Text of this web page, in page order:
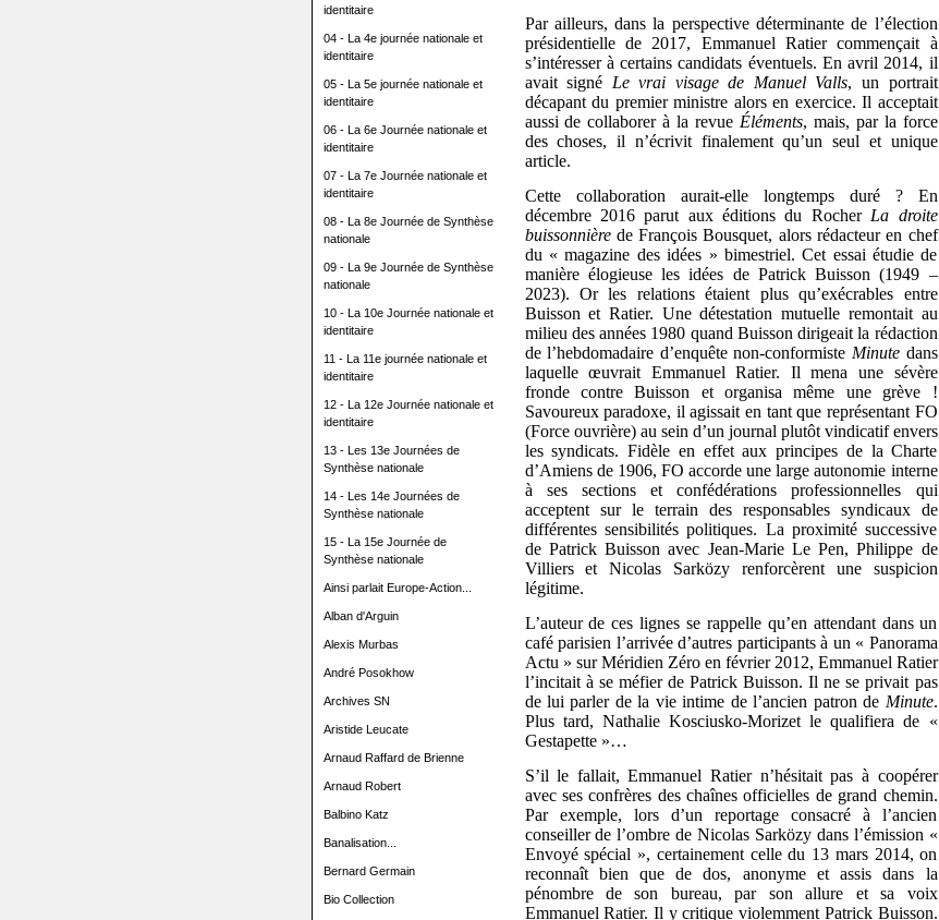
identitaire
04 - La 4e journée nationale et
identitaire
05 - La 5e journée nationale et
identitaire
06 - La 6e Journée nationale et
identitaire
07 - La 7e Journée nationale et
identitaire
08 - La 8e Journée de Synthèse
nationale
09 - La 9e Journée de Synthèse
nationale
10 - La 10e Journée nationale et
identitaire
11 - La 11e journée nationale et
identitaire
12 - La 12e Journée nationale et
identitaire
13 - Les 13e Journées de
Synthèse nationale
14 - Les 14e Journées de
Synthèse nationale
15 - La 15e Journée de
Synthèse nationale
Ainsi parlait Europe-Action...
Alban d'Arguin
Alexis Murbas
André Posokhow
Archives SN
Aristide Leucate
Arnaud Raffard de Brienne
Arnaud Robert
Balbino Katz
Banalisation...
Bernard Germain
Bio Collection
Par ailleurs, dans la perspective déterminante de l’élection
présidentielle de 2017, Emmanuel Ratier commençait à
s’intéresser à certains candidats éventuels. En avril 2014, il
avait signé Le vrai visage de Manuel Valls, un portrait
décapant du premier ministre alors en exercice. Il acceptait
aussi de collaborer à la revue Éléments, mais, par la force
des choses, il n’écrivit finalement qu’un seul et unique
article.
Cette collaboration aurait-elle longtemps duré ? En
décembre 2016 parut aux éditions du Rocher La droite
buissonnièrede François Bousquet, alors rédacteur en chef
du « magazine des idées » bimestriel. Cet essai étudie de
manière élogieuse les idées de Patrick Buisson (1949 –
2023). Or les relations étaient plus qu’exécrables entre
Buisson et Ratier. Une détestation mutuelle remontait au
milieu des années 1980 quand Buisson dirigeait la rédaction
de l’hebdomadaire d’enquête non-conformiste Minutedans
laquelle œuvrait Emmanuel Ratier. Il mena une sévère
fronde contre Buisson et organisa même une grève !
Savoureux paradoxe, il agissait en tant que représentant FO
(Force ouvrière) au sein d’un journal plutôt vindicatif envers
les syndicats. Fidèle en effet aux principes de la Charte
d’Amiens de 1906, FO accorde une large autonomie interne
à ses sections et confédérations professionnelles qui
acceptent sur le terrain des responsables syndicaux de
différentes sensibilités politiques. La proximité successive
de Patrick Buisson avec Jean-Marie Le Pen, Philippe de
Villiers et Nicolas Sarközy renforcèrent une suspicion
légitime.
L’auteur de ces lignes se rappelle qu’en attendant dans un
café parisien l’arrivée d’autres participants à un « Panorama
Actu » sur Méridien Zéro en février 2012, Emmanuel Ratier
l’incitait à se méfier de Patrick Buisson. Il ne se privait pas
de lui parler de la vie intime de l’ancien patron de Minute.
Plus tard, Nathalie Kosciusko-Morizet le qualifiera de «
Gestapette »…
S’il le fallait, Emmanuel Ratier n’hésitait pas à coopérer
avec ses confrères des chaînes officielles de grand chemin.
Par exemple, lors d’un reportage consacré à l’ancien
conseiller de l’ombre de Nicolas Sarközy dans l’émission «
Envoyé spécial », certainement celle du 13 mars 2014, on
reconnaît bien que de dos, anonyme et assis dans la
pénombre de son bureau, par son allure et sa voix
Emmanuel Ratier. Il y critique violemment Patrick Buisson.